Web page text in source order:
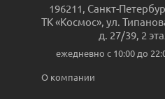
196211 Санкт-
ТК «Космос», ул.
д. 27/39, 2
ежедневно c 10:00 до
О компании